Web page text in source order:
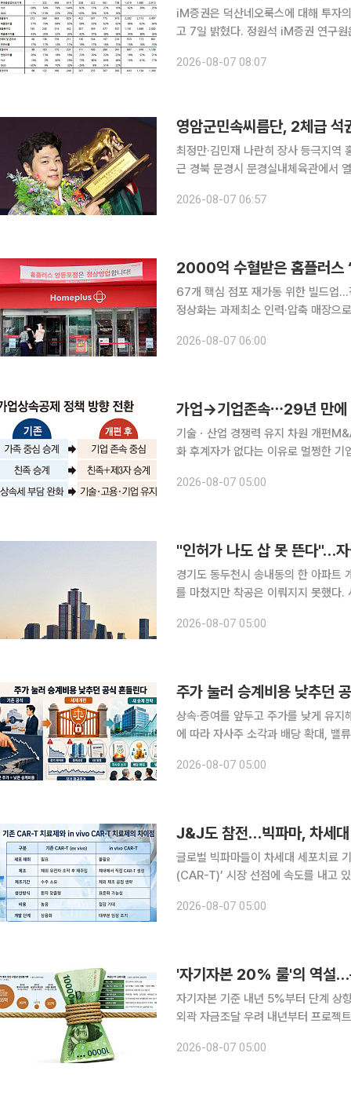
iM증권은 덕산네오룩스에 대해 투자
고 7일 밝혔다. 정원석 iM증권 연구원은 “OLED 소재 본업뿐만 아니라 자회사 현대중공업터보기계
다”며 “현 주가에서는 적극적인 비중
2026-08-07 08:07
영암군민속씨름단, 2체급
최정만·김민재 나란히 장사 등극지역 홍보·사회
근 경북 문경시 문경실내체육관에서
지했고, 김민재 선수는 백두장사에
2026-08-07 06:57
2000억 수혈받은 홈플러스
67개 핵심 점포 재가동 위한 빌드업
정상화는 과제최소 인력·압축 매장으로 운영…회생
PB 상품과 함께 일반 상품 납품도 순
2026-08-07 06:00
가업→기업존속⋯29년 만에
기술ㆍ산업 경쟁력 유지 차원 개편
화 후계자가 없다는 이유로 멀쩡한 기업이 문을 닫고, 수십 년 쌓은 기술과 일자리까지 사라지는 ‘승
해온 가업 승계 세제를 기업 자체를
2026-08-07 05:00
경기도 동두천시 송내동의 한 아파트
를 마쳤지만 착공은 이뤄지지 못했다
2026-08-07 05:00
상속·증여를 앞두고 주가를 낮게 유
에 따라 자사주 소각과 배당 확대, 밸
과 중복상장·교환사채(EB) 발행 후
2026-08-07 05:00
J&J도 참전…빅파마, 차세
글로벌 빅파마들이 차세대 세포치료
(CAR-T)’ 시장 선점에 속도를 내고
일 수 있다는 기대감 때문이다. 최근
2026-08-07 05:00
자기자본 기준 내년 5%부터 단계 상
외곽 자금조달 우려 내년부터 프로젝트파이낸싱(PF) 자금조달 문턱이 높아지면서 자금줄을 맡아 온
석 가리기가 거세지면서 중소 시행사
2026-08-07 05:00